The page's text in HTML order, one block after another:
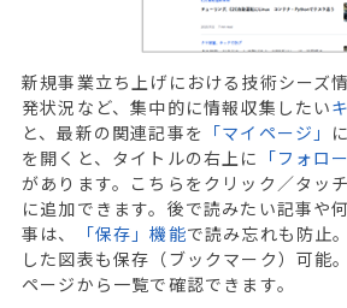
新規事業立ち上げにおける技術シーズ
発状況など、集中的に情報収集したい
と、最新の関連記事を 「マイページ」
を開くと、タイトルの右上に 「フォロ
があります。こちらをクリック／タッ
に追加できます。後で読みたい記事や
事は、
「保存」機能で読み忘れも防止
した図表も保存（ブックマーク）可能
ページから一覧で確認できます。